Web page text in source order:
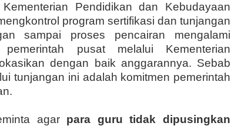
Pendidikan dan Kebudayaan
program sertifikasi dan tunjangan
sampai proses pencairan mengalami
pemerintah pusat melalui Kementerian
dengan baik anggarannya. Sebab
tunjangan ini adalah komitmen pemerintah
agar para guru tidak dipusingkan